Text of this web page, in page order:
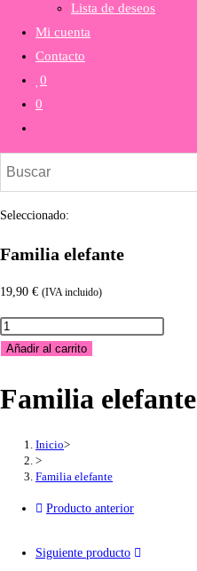
Lista de deseos
Mi cuenta
Contacto
0
0
búsqueda
de
web
Seleccionado:
Familia elefante
19,90 € (IVA incluido)
Familia
elefante
Añadir al carrito
Familia elefante
Inicio>
>
Familia elefante
Producto anterior
Siguiente producto